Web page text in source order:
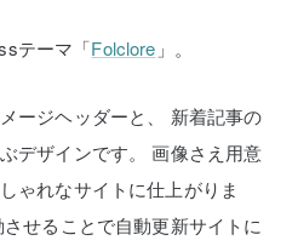
テーマ「Folclore 」。
ージヘッダーと、
新着記事の
デザインです。
画像さえ用意
ゃれなサイトに仕上がりま
せることで自動更新サイトに